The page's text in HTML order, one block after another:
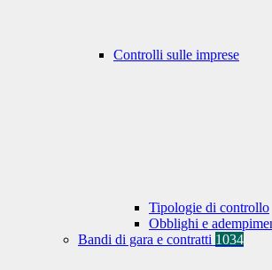
Controlli sulle imprese
Tipologie di controllo
Obblighi e
Bandi di gara e contratti 1034